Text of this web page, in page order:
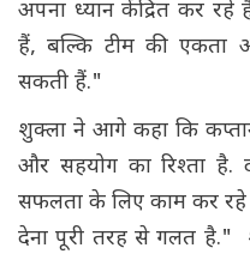
अपना ध्यान केंद्रित कर
हैं, बल्कि टीम की एकता
सकती हैं."
शुक्ला ने आगे कहा कि
और सहयोग का रिश्ता है.
सफलता के लिए काम कर रहे
देना पूरी तरह से गलत है."